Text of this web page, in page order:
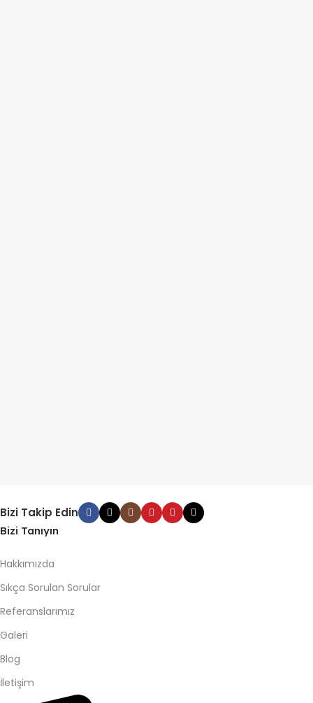
Bizi Takip Edin
Bizi Tanıyın
Hakkımızda
Sıkça Sorulan Sorular
Referanslarımız
Galeri
Blog
İletişim